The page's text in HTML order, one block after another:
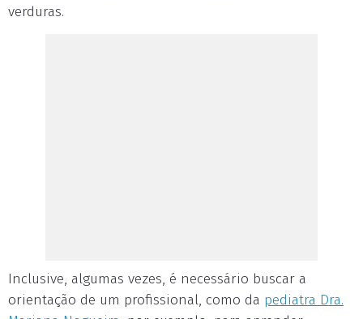
verduras.
Inclusive, algumas vezes, é necessário buscar a
orientação de um profissional, como da pediatra Dra.